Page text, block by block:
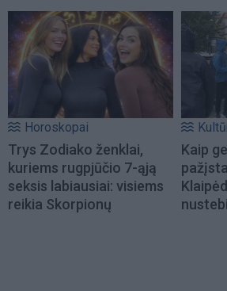
Horoskopai
Trys Zodiako ženklai,
kuriems rugpjūčio 7-ąją
seksis labiausiai: visiems
reikia Skorpionų
Kaip